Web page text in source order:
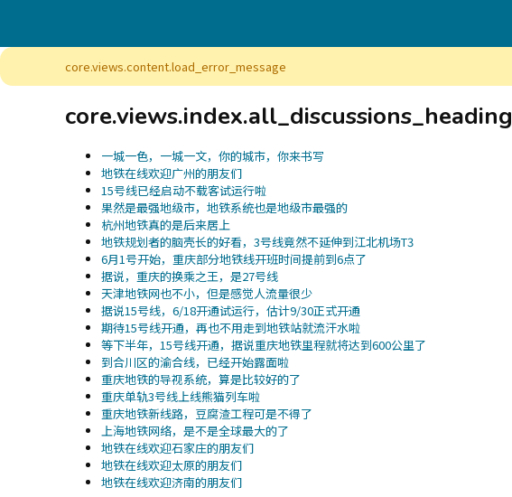
core.views.content.load_error_message
core.views.index.all_discussions_heading
一城一色，一城一文，你的城市，你来书写
地铁在线欢迎广州的朋友们
15号线已经启动不载客试运行啦
果然是最强地级市，地铁系统也是地级市最强的
杭州地铁真的是后来居上
地铁规划者的脑壳长的好看，3号线竟然不延伸到江北机场T3
6月1号开始，重庆部分地铁线开班时间提前到6点了
据说，重庆的换乘之王，是27号线
天津地铁网也不小，但是感觉人流量很少
据说15号线，6/18开通试运行，估计9/30正式开通
期待15号线开通，再也不用走到地铁站就流汗水啦
等下半年，15号线开通，据说重庆地铁里程就将达到600公里了
到合川区的渝合线，已经开始露面啦
重庆地铁的导视系统，算是比较好的了
重庆单轨3号线上线熊猫列车啦
重庆地铁新线路，豆腐渣工程可是不得了
上海地铁网络，是不是全球最大的了
地铁在线欢迎石家庄的朋友们
地铁在线欢迎太原的朋友们
地铁在线欢迎济南的朋友们